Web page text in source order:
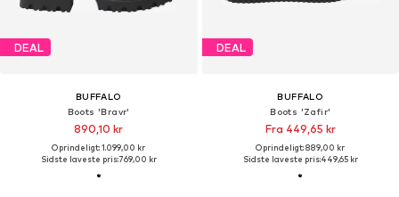
DEAL
BUFFALO
Boots 'Bravr'
890,10 kr
Oprindeligt: 1.099,00 kr
Sidste laveste pris:769,00 kr
DEAL
BUFFALO
Boots 'Zafir'
Fra 449,65 kr
Oprindeligt: 889,00 kr
Sidste laveste pris:449,65 kr